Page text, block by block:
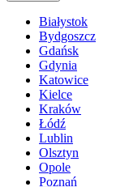
Białystok
Bydgoszcz
Gdańsk
Gdynia
Katowice
Kielce
Kraków
Łódź
Lublin
Olsztyn
Opole
Poznań